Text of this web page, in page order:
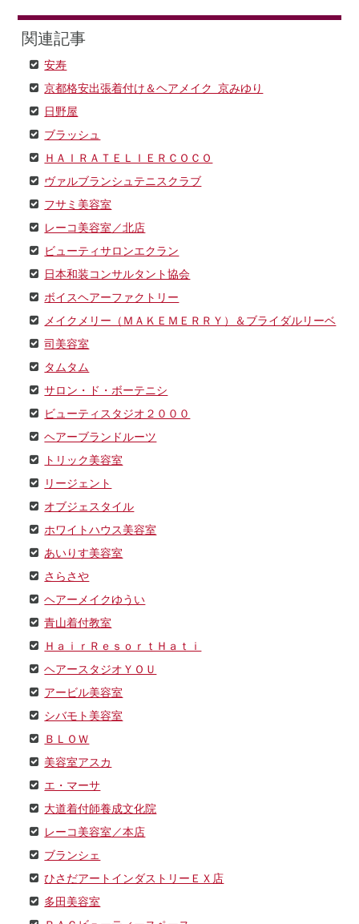
関連記事
安寿
京都格安出張着付け＆ヘアメイク 京みゆり
日野屋
ブラッシュ
ＨＡＩＲＡＴＥＬＩＥＲＣＯＣＯ
ヴァルブランシュテニスクラブ
フサミ美容室
レーコ美容室／北店
ビューティサロンエクラン
日本和装コンサルタント協会
ボイスヘアーファクトリー
メイクメリー（ＭＡＫＥＭＥＲＲＹ）＆ブライダルリーベ
司美容室
タムタム
サロン・ド・ボーテニシ
ビューティスタジオ２０００
ヘアーブランドルーツ
トリック美容室
リージェント
オブジェスタイル
ホワイトハウス美容室
あいりす美容室
さらさや
ヘアーメイクゆうい
青山着付教室
ＨａｉｒＲｅｓｏｒｔＨａｔｉ
ヘアースタジオＹＯＵ
アービル美容室
シバモト美容室
ＢＬＯＷ
美容室アスカ
エ・マーサ
大道着付師養成文化院
レーコ美容室／本店
ブランシェ
ひさだアートインダストリーＥＸ店
多田美容室